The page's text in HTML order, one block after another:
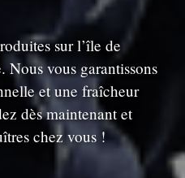
sur l’île de
vous garantissons
et une fraîcheur
dès maintenant et
chez vous !